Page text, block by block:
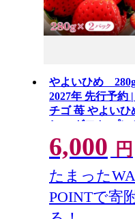
やよいひめ
2027年 先行予約
チゴ 苺 やよいひ
しい ギフト プレ
用 ご褒美 贅沢 群
6,000 円
たまった
POINTで寄